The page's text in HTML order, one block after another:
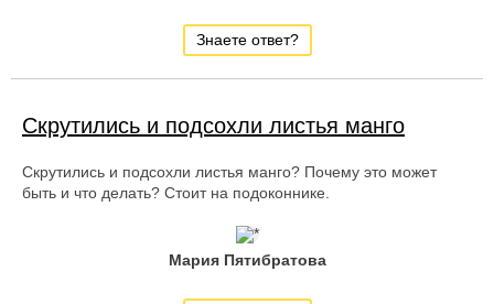
Знаете ответ?
Скрутились и подсохли листья манго
Скрутились и подсохли листья манго? Почему это может
быть и что делать? Стоит на подоконнике.
Мария Пятибратова